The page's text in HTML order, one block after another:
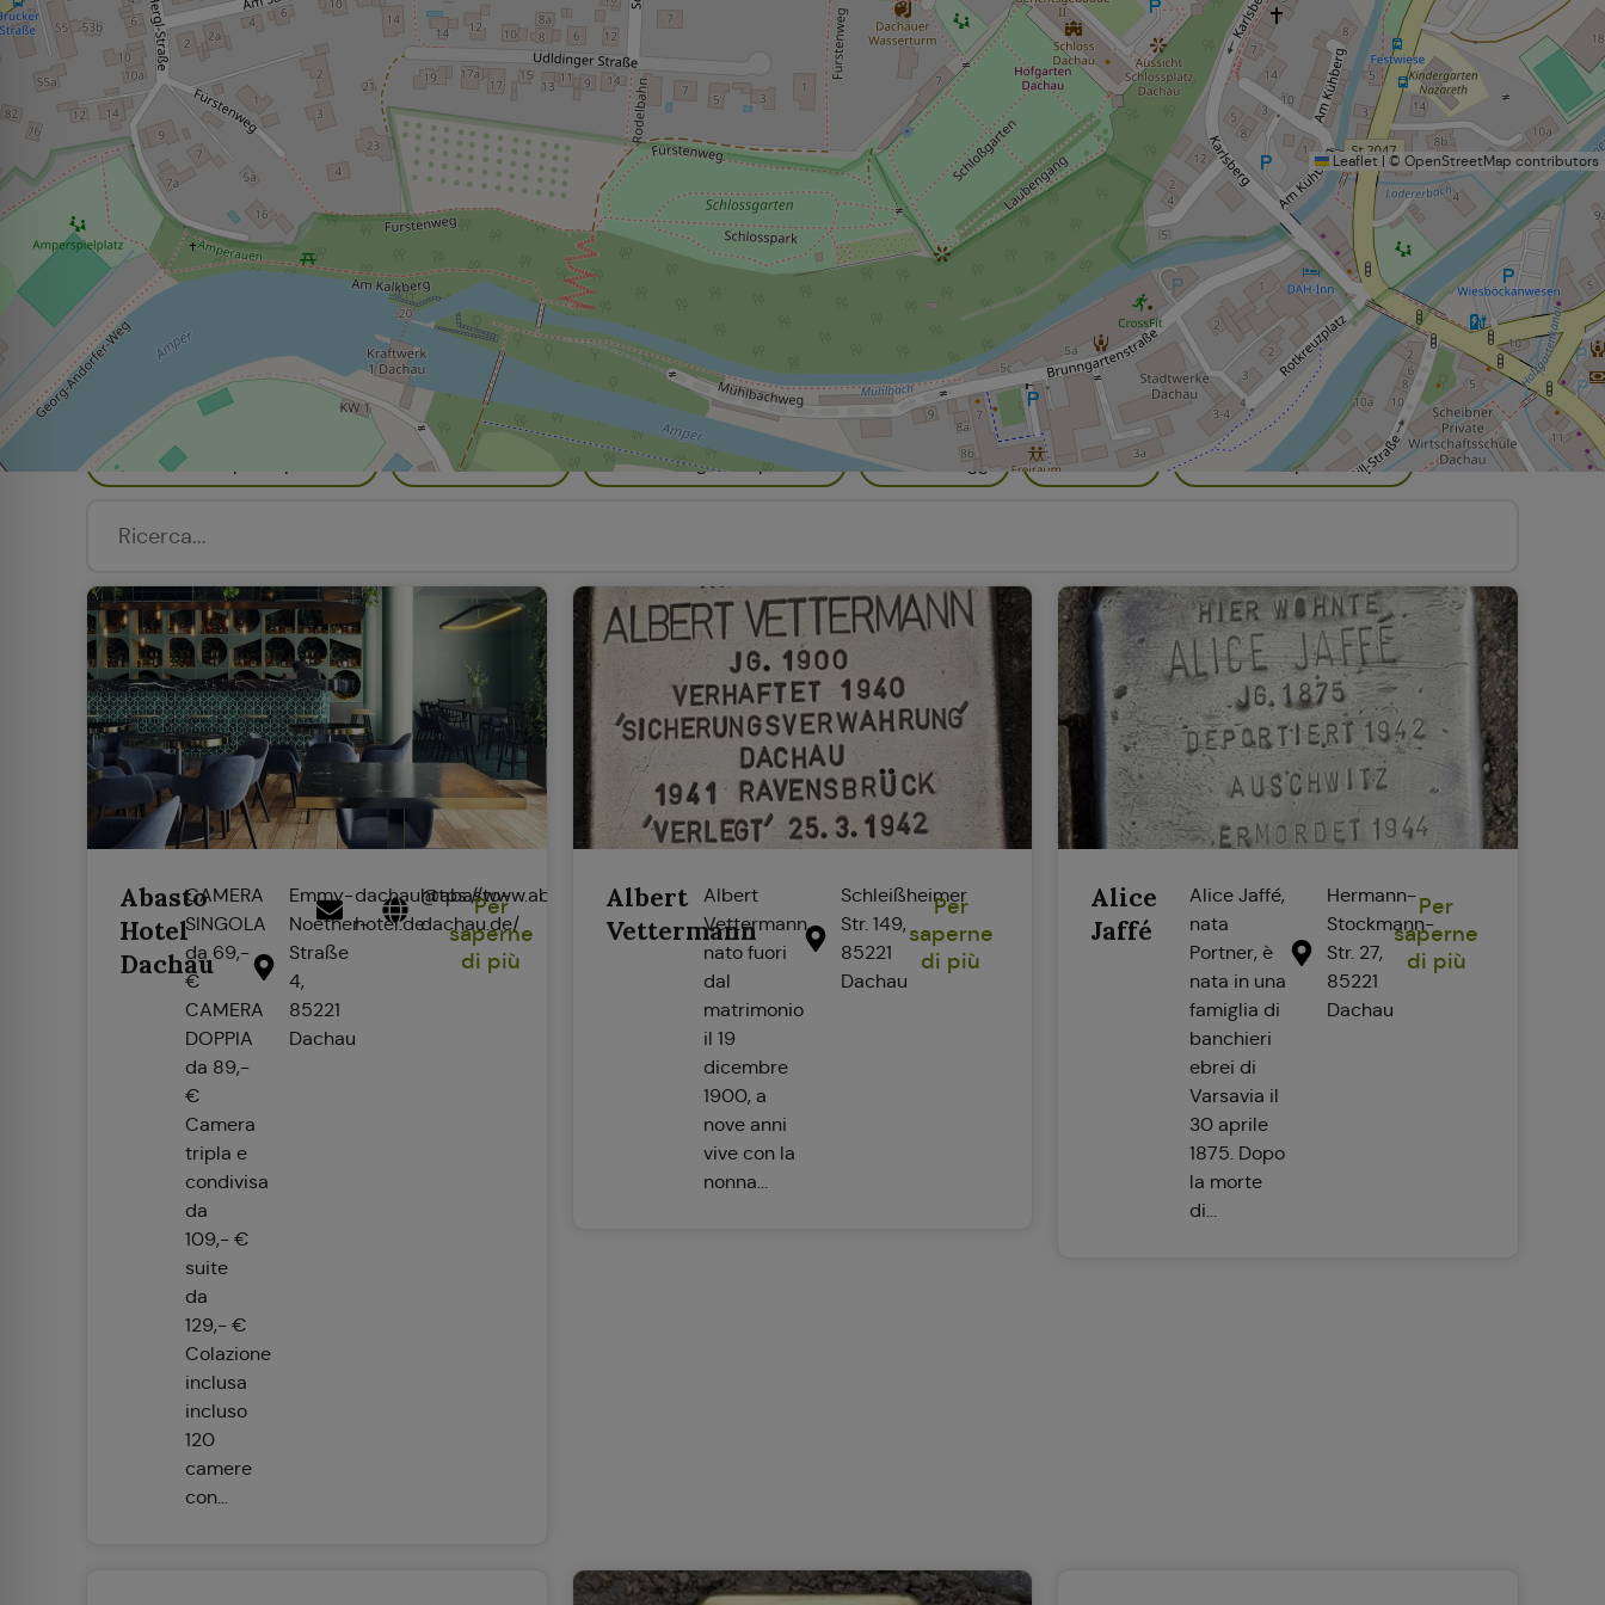
Leaflet | © OpenStreetMap contributors
Tutto su Dachau
Filtrare la ricerca:
Punti di vista Selezione del catering Fontane e sculture Luoghi della memoria
Appartamenti per le vacanze Gallerie e musei Centro storico Case storiche Hotel Chiese e cappelle
Arte nello spazio pubblico Ville d'artista Servizi igienici pubblici Parcheggi Ostacoli Piazzole per camper
Abasto
Hotel
Dachau
CAMERA
SINGOLA
da 69,-
€
CAMERA
DOPPIA
da 89,-
€
Camera
tripla e
condivisa
da
109,- €
suite
da
129,- €
Colazione
inclusa
incluso
120
camere
con...
Emmy-
Noether-
Straße
4,
85221
Dachau
dachau@abasto-
hotel.de
https://www.abasto-
dachau.de/
Per
saperne
di più
Albert
Vettermann
Albert
Vettermann,
nato fuori
dal
matrimonio
il 19
dicembre
1900, a
nove anni
vive con la
nonna...
Schleißheimer
Str. 149,
85221
Dachau
Per
saperne
di più
Alice
Jaffé
Alice Jaffé,
nata
Portner, è
nata in una
famiglia di
banchieri
ebrei di
Varsavia il
30 aprile
1875. Dopo
la morte
di...
Hermann-
Stockmann-
Str. 27,
85221
Dachau
Per
saperne
di più